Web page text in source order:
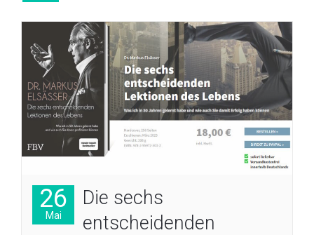
26
Mai
Die sechs
entscheidenden